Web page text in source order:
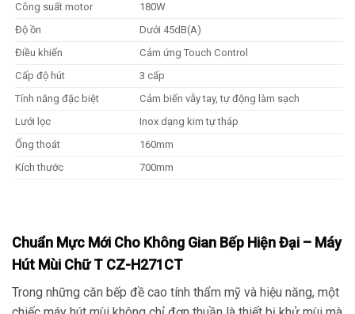
Công suất motor
180W
Độ ồn
Dưới 45dB(A)
Điều khiển
Cảm ứng Touch Control
Cấp độ hút
3 cấp
Tính năng đặc biệt
Cảm biến vẫy tay, tự động làm sạch
Lưới lọc
Inox dạng kim tự tháp
Ống thoát
160mm
Kích thước
700mm
Chuẩn Mực Mới Cho Không Gian Bếp Hiện Đại – Máy
Hút Mùi Chữ T CZ-H271CT
Trong những căn bếp đề cao tính thẩm mỹ và hiệu năng, một